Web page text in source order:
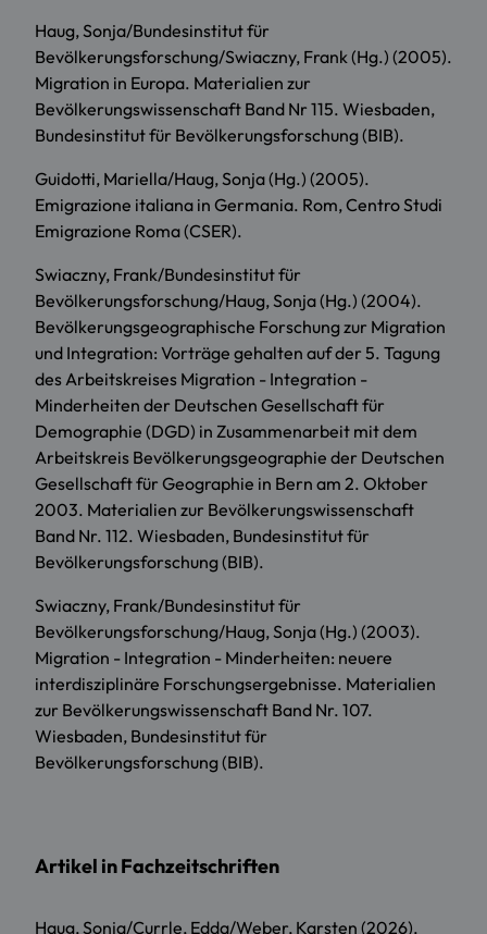
Haug, Sonja/Bundesinstitut für
Bevölkerungsforschung/Swiaczny, Frank (Hg.) (2005).
Migration in Europa. Materialien zur
Bevölkerungswissenschaft Band Nr 115. Wiesbaden,
Bundesinstitut für Bevölkerungsforschung (BIB).
Guidotti, Mariella/Haug, Sonja (Hg.) (2005).
Emigrazione italiana in Germania. Rom, Centro Studi
Emigrazione Roma (CSER).
Swiaczny, Frank/Bundesinstitut für
Bevölkerungsforschung/Haug, Sonja (Hg.) (2004).
Bevölkerungsgeographische Forschung zur Migration
und Integration: Vorträge gehalten auf der 5. Tagung
des Arbeitskreises Migration - Integration -
Minderheiten der Deutschen Gesellschaft für
Demographie (DGD) in Zusammenarbeit mit dem
Arbeitskreis Bevölkerungsgeographie der Deutschen
Gesellschaft für Geographie in Bern am 2. Oktober
2003. Materialien zur Bevölkerungswissenschaft
Band Nr. 112. Wiesbaden, Bundesinstitut für
Bevölkerungsforschung (BIB).
Swiaczny, Frank/Bundesinstitut für
Bevölkerungsforschung/Haug, Sonja (Hg.) (2003).
Migration - Integration - Minderheiten: neuere
interdisziplinäre Forschungsergebnisse. Materialien
zur Bevölkerungswissenschaft Band Nr. 107.
Wiesbaden, Bundesinstitut für
Bevölkerungsforschung (BIB).
Artikel in Fachzeitschriften
Haug, Sonja/Currle, Edda/Weber, Karsten (2026).